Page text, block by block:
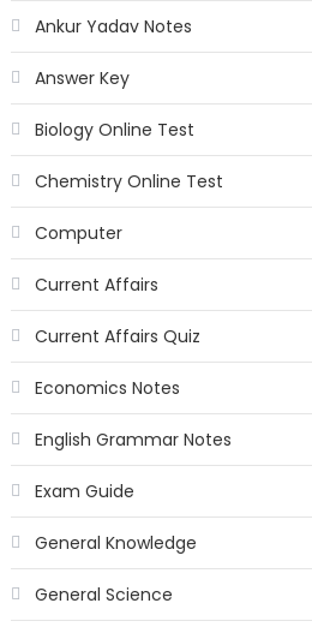
Ankur Yadav Notes
Answer Key
Biology Online Test
Chemistry Online Test
Computer
Current Affairs
Current Affairs Quiz
Economics Notes
English Grammar Notes
Exam Guide
General Knowledge
General Science